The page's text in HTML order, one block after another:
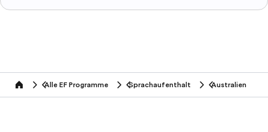
home Alle EF Programme Sprachaufenthalt Australien